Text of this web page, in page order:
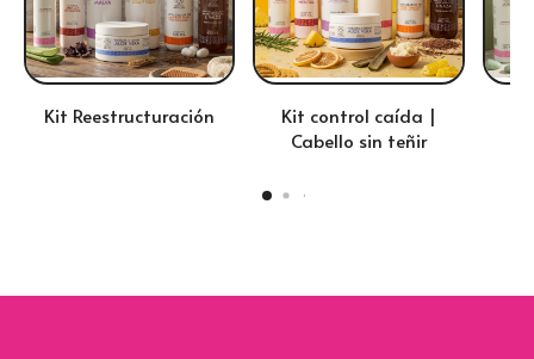
Kit Reestructuración
Kit control caída |
Cabello sin teñir